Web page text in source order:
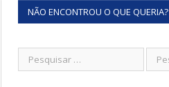
NÃO ENCONTROU O QUE QUERIA?